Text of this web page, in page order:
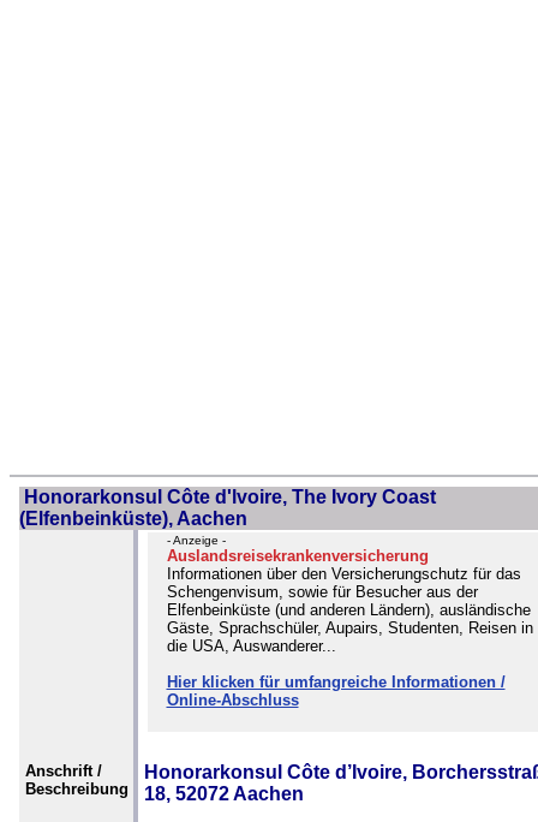
Honorarkonsul Côte d'lvoire, The Ivory Coast
(Elfenbeinküste), Aachen
- Anzeige -
Auslandsreisekrankenversicherung
Informationen über den Versicherungschutz für das
Schengenvisum, sowie für Besucher aus der
Elfenbeinküste (und anderen Ländern), ausländische
Gäste, Sprachschüler, Aupairs, Studenten, Reisen in
die USA, Auswanderer...
Hier klicken für umfangreiche Informationen /
Online-Abschluss
Anschrift /
Beschreibung
Honorarkonsul Côte d’Ivoire,
18, 52072 Aachen